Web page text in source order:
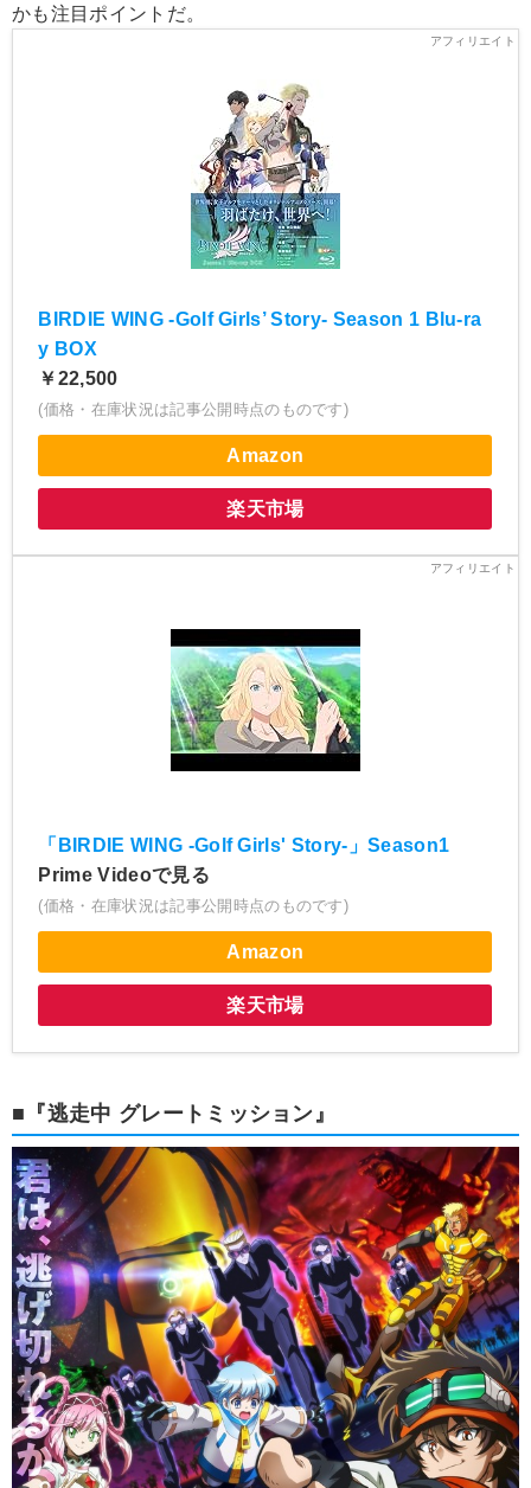
かも注目ポイントだ。
BIRDIE WING -Golf Girls’ Story- Season 1 Blu-ra
y BOX
￥22,500
(価格・在庫状況は記事公開時点のものです)
Amazon
楽天市場
「BIRDIE WING -Golf Girls' Story-」Season1
Prime Videoで見る
(価格・在庫状況は記事公開時点のものです)
Amazon
楽天市場
■『逃走中 グレートミッション』